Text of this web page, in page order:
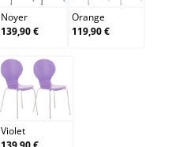
Noyer
139,90 €
Orange
119,90 €
Violet
Violet